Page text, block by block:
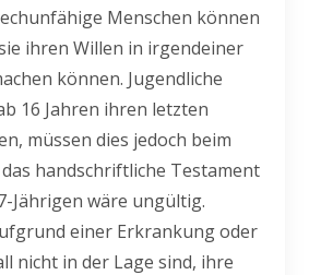
Menschen können
ihren Willen in irgendeiner
können. Jugendliche
16 Jahren ihren letzten
müssen dies jedoch beim
handschriftliche Testament
Jährigen wäre ungültig.
einer Erkrankung oder
nicht in der Lage sind, ihre